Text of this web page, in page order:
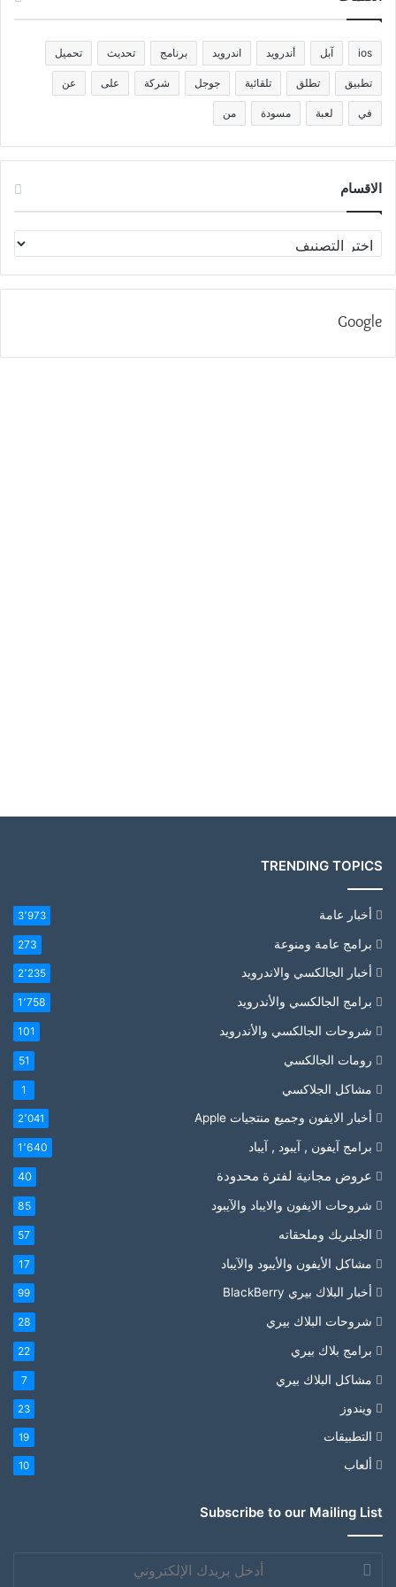
ios آبل أندرويد اندرويد برنامج تحديث تحميل
تطبيق تطلق تلقائية جوجل شركة على عن
في لعبة مسودة من
الاقسام
الاقسام
Google
TRENDING TOPICS
أخبار عامة 3٬973
برامج عامة ومنوعة 273
أخبار الجالكسي والاندرويد 2٬235
برامج الجالكسي والأندرويد 1٬758
شروحات الجالكسي والأندرويد 101
رومات الجالكسي 51
مشاكل الجلاكسي 1
أخبار الايفون وجميع منتجيات Apple 2٬041
برامج آيفون , آيبود , آيباد 1٬640
عروض مجانية لفترة محدودة 40
شروحات الايفون والايباد والآيبود 85
الجلبريك وملحقاته 57
مشاكل الأيفون والأيبود والآيباد 17
أخبار البلاك بيري BlackBerry 99
شروحات البلاك بيري 28
برامج بلاك بيري 22
مشاكل البلاك بيري 7
ويندوز 23
التطبيقات 19
ألعاب 10
Subscribe to our Mailing List
بريدك